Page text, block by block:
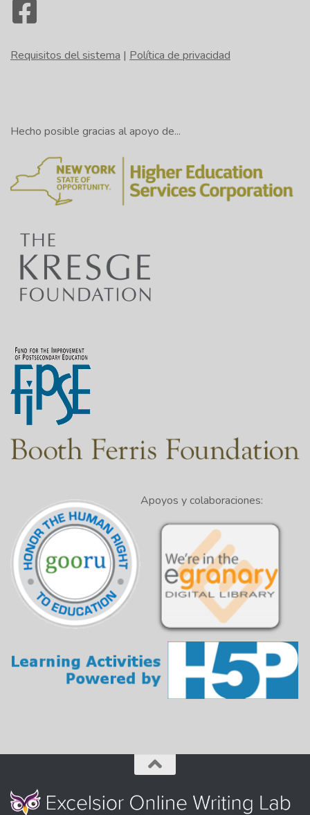
Requisitos del sistema | Política de privacidad
Hecho posible gracias al apoyo de...
Apoyos y colaboraciones: